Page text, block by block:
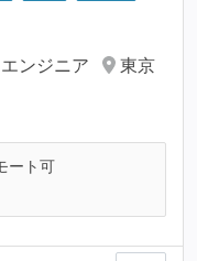
ンジニア
東京
ート可